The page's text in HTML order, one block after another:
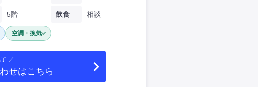
5階 飲食 相談
空調・換気
／
せはこちら